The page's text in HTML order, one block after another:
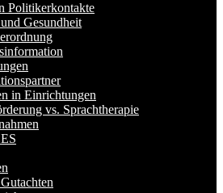
Politikerkontakte
Gesundheit
in Einrichtungen
vs. Sprachtherapie